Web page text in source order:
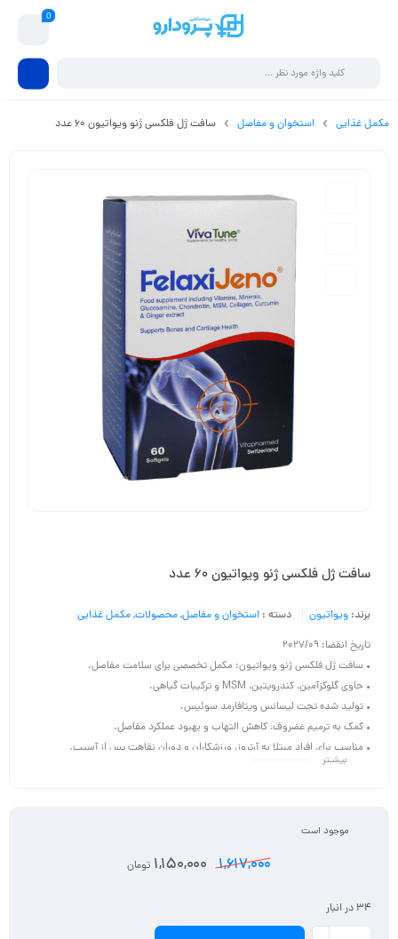
0
مکمل غذایی استخوان و مفاصل سافت ژل فلکسی ژنو ویواتیون 60 عدد
سافت ژل فلکسی ژنو ویواتیون 60 عدد
برند: ویواتیون دسته : استخوان و مفاصل,محصولات,مکمل غذایی
تاریخ انقضا: 2027/09
• سافت ژل فلکسی ژنو ویواتیون: مکمل تخصصی برای سلامت مفاصل.
• حاوی گلوکزآمین، کندرویتین، MSM و ترکیبات گیاهی.
• تولید شده تحت لیسانس ویتافارمد سوئیس.
• کمک به ترمیم غضروف، کاهش التهاب و بهبود عملکرد مفاصل.
• مناسب برای افراد مبتلا به آرتروز، ورزشکاران و دوران نقاهت پس از آسیب.
بیشـتر
موجود است
1,617,000
1,150,000 تومان
34 در انبار